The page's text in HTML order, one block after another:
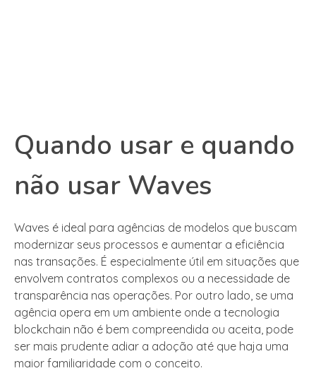
Quando usar e quando
não usar Waves
Waves é ideal para agências de modelos que buscam
modernizar seus processos e aumentar a eficiência
nas transações. É especialmente útil em situações que
envolvem contratos complexos ou a necessidade de
transparência nas operações. Por outro lado, se uma
agência opera em um ambiente onde a tecnologia
blockchain não é bem compreendida ou aceita, pode
ser mais prudente adiar a adoção até que haja uma
maior familiaridade com o conceito.